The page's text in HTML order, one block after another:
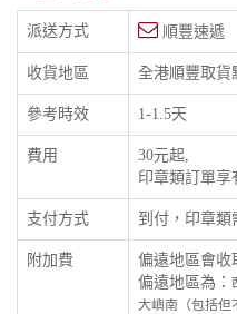
派送方式 順豐速遞
收貨地區 全港順豐取貨
參考時效 1-1.5天
費用
30元起,
印章類訂單享
支付方式 到付，印章類
附加費
偏遠地區會收
偏遠地區為：
大嶼南（包括但